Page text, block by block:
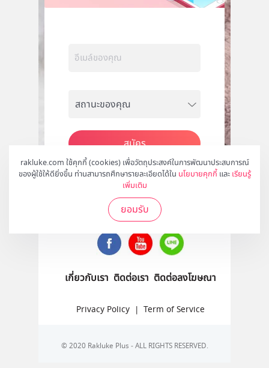
rakluke.com ใช้คุกกี้ (cookies) เพื่อวัตถุประสงค์ในการพัฒนาประสบการณ์
ของผู้ใช้ให้ดียิ่งขึ้น ท่านสามารถศึกษารายละเอียดได้ใน นโยบายคุกกี้ และ เรียนรู้
เพิ่มเติม
ยอมรับ
สมัคร
ติดตามเราได้ที่
เกี่ยวกับเรา ติดต่อเรา ติดต่อลงโฆษณา
Privacy Policy | Term of Service
© 2020 Rakluke Plus - ALL RIGHTS RESERVED.